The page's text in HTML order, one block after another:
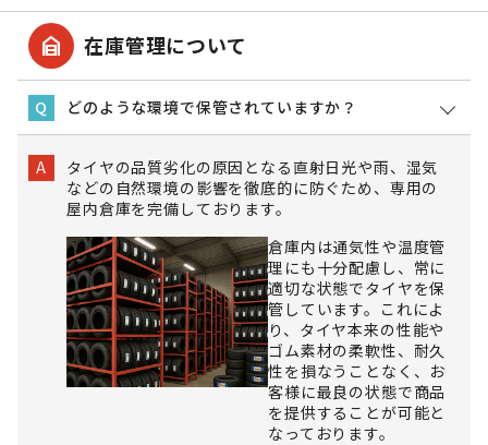
garage_home 在庫管理について
Q どのような環境で保管されていますか？
A
タイヤの品質劣化の原因となる直射日光や雨、湿気
などの自然環境の影響を徹底的に防ぐため、専用の
屋内倉庫を完備しております。
倉庫内は通気性や温度管
理にも十分配慮し、常に
適切な状態でタイヤを保
管しています。これによ
り、タイヤ本来の性能や
ゴム素材の柔軟性、耐久
性を損なうことなく、お
客様に最良の状態で商品
を提供することが可能と
なっております。